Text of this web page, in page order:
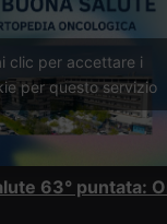
clic per accettare i
per questo servizio
63° puntata: